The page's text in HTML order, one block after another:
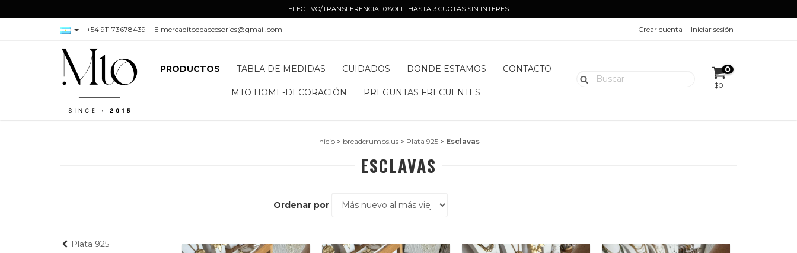
EFECTIVO/TRANSFERENCIA 10%OFF. HASTA 3 CUOTAS SIN INTERES
+54 911 73678439 Elmercaditodeaccesorios@gmail.com Crear cuenta Iniciar sesión
PRODUCTOS TABLA DE MEDIDAS CUIDADOS DONDE ESTAMOS CONTACTO
MTO HOME-DECORACIÓN PREGUNTAS FRECUENTES
0
$0
Inicio > breadcrumbs.us > Plata 925 > Esclavas
ESCLAVAS
Ordenar por
Plata 925